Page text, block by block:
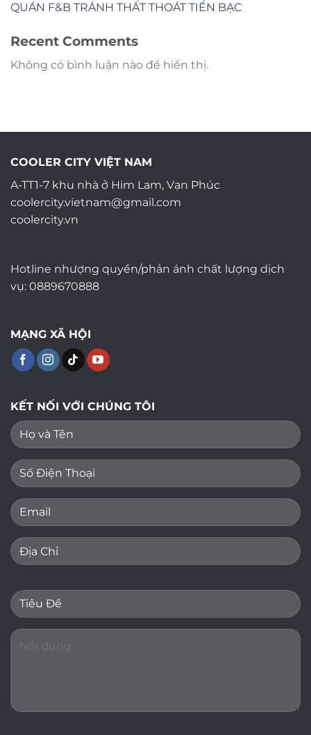
QUÁN F&B TRÁNH THẤT THOÁT TIỀN BẠC
Recent Comments
Không có bình luận nào để hiển thị.
COOLER CITY VIỆT NAM
A-TT1-7 khu nhà ở Him Lam, Vạn Phúc
coolercity.vietnam@gmail.com
coolercity.vn
Hotline nhượng quyền/phản ánh chất lượng dịch
vụ: 0889670888
MẠNG XÃ HỘI
KẾT NỐI VỚI CHÚNG TÔI